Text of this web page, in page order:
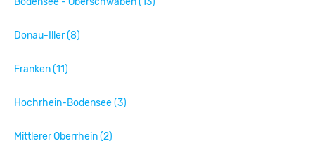
Donau-Iller (8)
Franken (11)
Hochrhein-Bodensee (3)
Mittlerer Oberrhein (2)